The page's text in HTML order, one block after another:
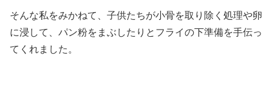
そんな私をみかねて、子供たちが小骨を取り除く処理や卵
に浸して、パン粉をまぶしたりとフライの下準備を手伝っ
てくれました。